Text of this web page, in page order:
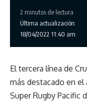
Última actualización:
18/04/2022 11:40 am
2 minutos de lectura
El tercera línea de
más destacado en
Super Rugby Pacific